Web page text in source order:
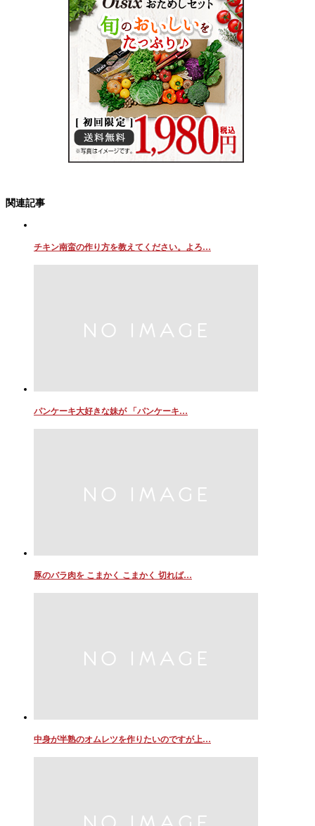
関連記事
チキン南蛮の作り方を教えてください。よろ…
パンケーキ大好きな妹が 「パンケーキ…
豚のバラ肉を こまかく こまかく 切れば…
中身が半熟のオムレツを作りたいのですが上…